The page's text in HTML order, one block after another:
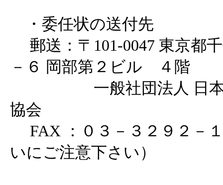
・委任状の送付先
郵送：〒101-0047 東京都
－６ 岡部第２ビル ４階
一般社団法人 日本ア
協会
FAX ：０３－３２９２－
いにご注意下さい）